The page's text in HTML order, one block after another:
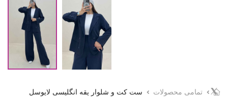
تمامی محصولات ست کت و شلوار یقه انگلیسی لایوسل